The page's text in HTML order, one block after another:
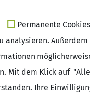
Permanente Cookies
analysieren.
Mit dem Klick auf
Ihre